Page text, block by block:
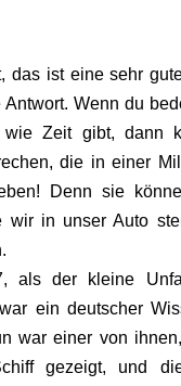
das ist eine sehr
Wenn du
Zeit gibt, dann
die in einer
Denn sie
wir in unser Auto
als der kleine
ein deutscher
war einer von
gezeigt, und